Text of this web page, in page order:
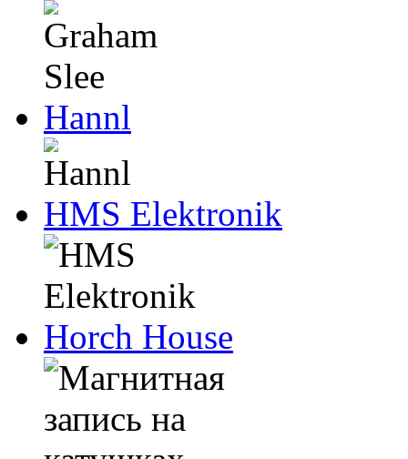
Hannl
HMS Elektronik
Horch House